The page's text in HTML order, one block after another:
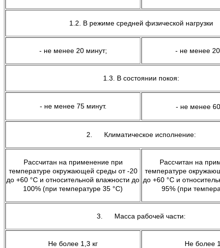
1.2. В режиме средней физической нагрузки
- не менее 20 минут; - не менее
1.3. В состоянии покоя:
- не менее 75 минут. - не менее
2. Климатическое исполнение:
Рассчитан на применение при
температуре окружающей среды от -20
до +60 °С и относительной влажности до
100% (при температуре 35 °С)
Рассчитан на
температуре
до +60 °С и
95% (при
3. Масса рабочей части:
Не более 1,3 кг Не более